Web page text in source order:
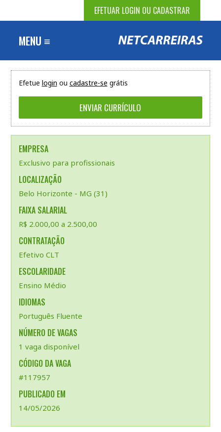
EFETUAR LOGIN OU CADASTRAR
MENU ≡
Efetue login ou cadastre-se grátis
EMPRESA
Exclusivo para profissionais
LOCALIZAÇÃO
Belo Horizonte - MG (31)
FAIXA SALARIAL
R$ 2.000,00 a 2.500,00
CONTRATAÇÃO
Efetivo CLT
ESCOLARIDADE
Ensino Médio
IDIOMAS
Português Fluente
NÚMERO DE VAGAS
1 vaga disponível
CÓDIGO DA VAGA
#117957
PUBLICADO EM
14/05/2026